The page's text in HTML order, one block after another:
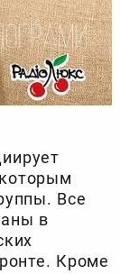
Все
в
Кроме